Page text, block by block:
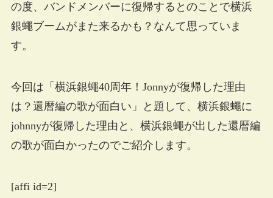
の度、バンドメンバーに復帰するとのことで横浜
銀蠅ブームがまた来るかも？なんて思っていま
す。
今回は「横浜銀蠅40周年！Jonnyが復帰した理由
は？還暦編の歌が面白い」と題して、横浜銀蠅に
johnnyが復帰した理由と、横浜銀蠅が出した還暦編
の歌が面白かったのでご紹介します。
[affi id=2]